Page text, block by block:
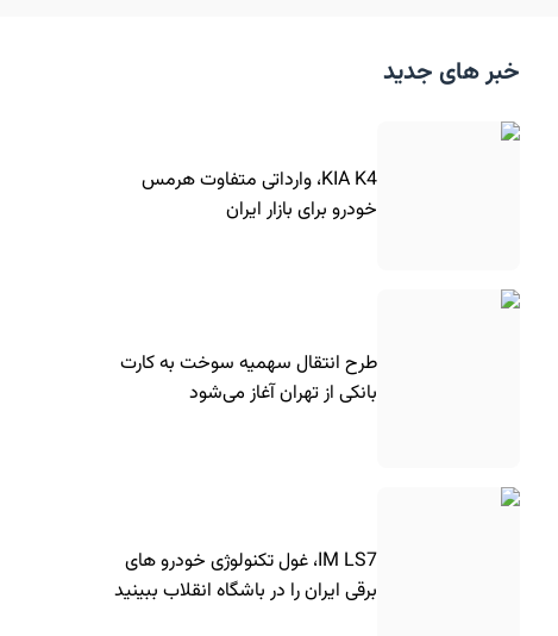
خبر های جدید
KIA K4، وارداتی متفاوت هرمس
خودرو برای بازار ایران
طرح انتقال سهمیه سوخت به کارت
بانکی از تهران آغاز می‌شود
IM LS7، غول تکنولوژی خودرو های
برقی ایران را در باشگاه انقلاب ببینید